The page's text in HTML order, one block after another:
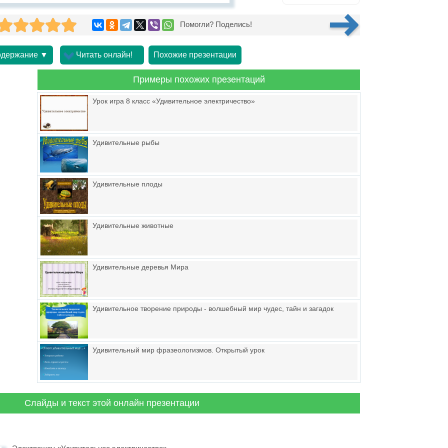
Помогли? Поделись!
▼ Читать онлайн! Похожие презентации
Примеры похожих презентаций
Урок игра 8 класс «Удивительное электричество»
Удивительные рыбы
Удивительные плоды
Удивительные животные
Удивительные деревья Мира
Удивительное творение природы - волшебный мир чудес, тайн и загадок
Удивительный мир фразеологизмов. Открытый урок
Слайды и текст этой онлайн презентации